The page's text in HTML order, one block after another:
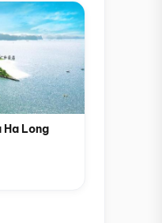
Long